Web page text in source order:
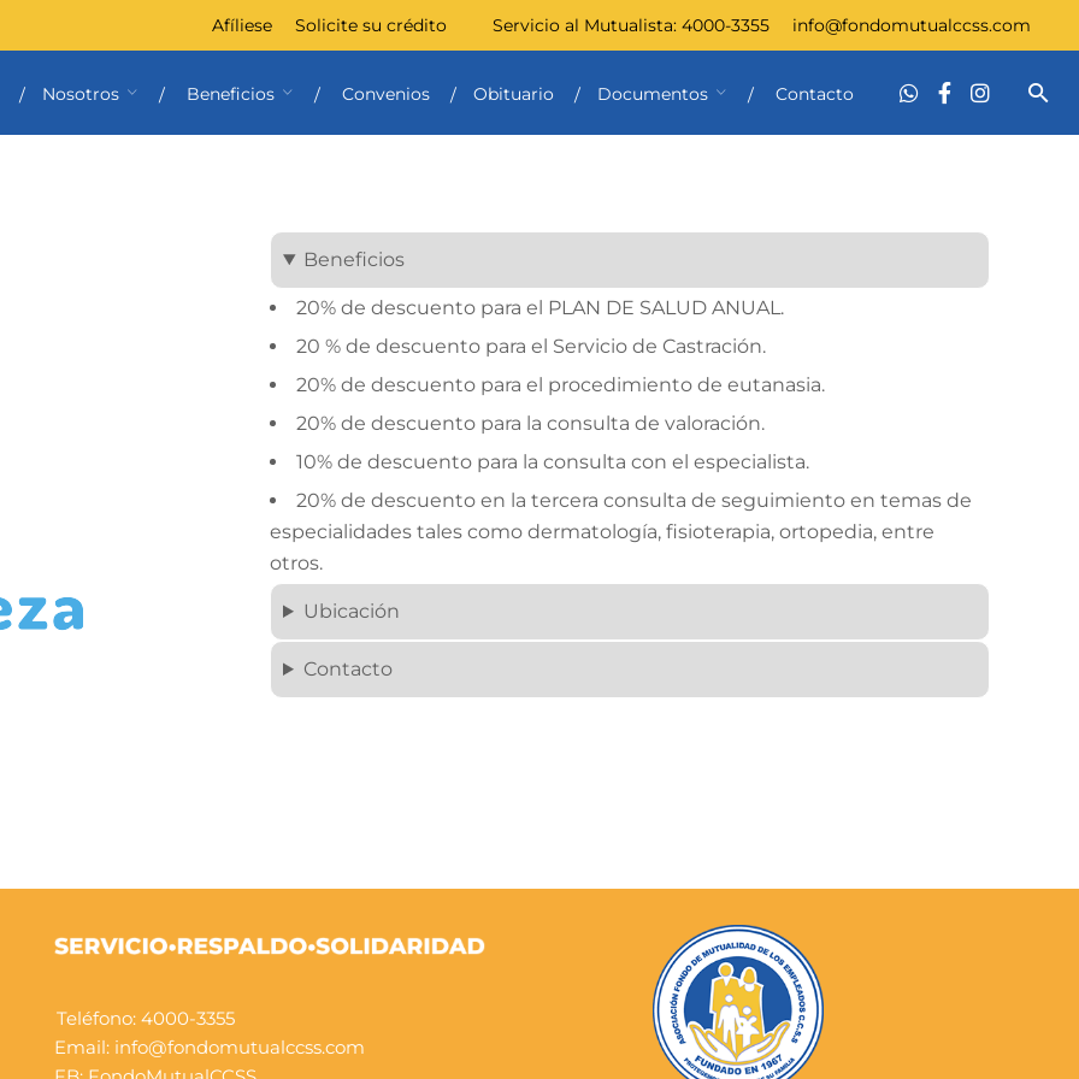
Afíliese Solicite su crédito Servicio al Mutualista: 4000-3355 info@fondomutualccss.com
Nosotros Beneficios Convenios Obituario Documentos Contacto
Beneficios
20% de descuento para el PLAN DE SALUD ANUAL.
20 % de descuento para el Servicio de Castración.
20% de descuento para el procedimiento de eutanasia.
20% de descuento para la consulta de valoración.
10% de descuento para la consulta con el especialista.
20% de descuento en la tercera consulta de seguimiento en temas de
especialidades tales como dermatología, fisioterapia, ortopedia, entre
otros.
Ubicación
Contacto
Teléfono: 4000-3355
Email: info@fondomutualccss.com